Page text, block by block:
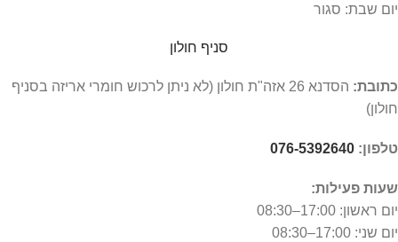
יום שבת: סגור
סניף חולון
כתובת:
הסדנא 26 אזה"ת חולון (לא ניתן לרכוש חומרי אריזה בסניף
חולון)
טלפון: 076-5392640
שעות פעילות:
יום ראשון: 17:00–08:30
יום שני: 17:00–08:30